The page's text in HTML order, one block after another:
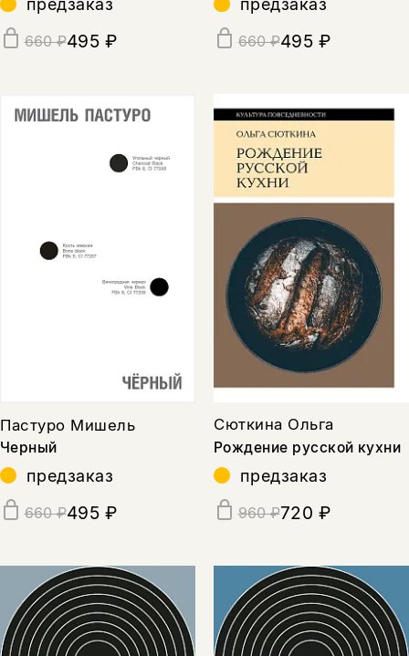
предзаказ
660 ₽495 ₽
предзаказ
660 ₽495 ₽
Пастуро Мишель
Черный
предзаказ
660 ₽495 ₽
Сюткина Ольга
Рождение русской кухни
предзаказ
960 ₽720 ₽